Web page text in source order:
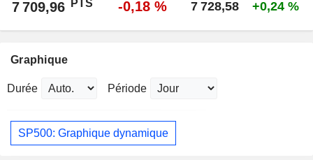
7 709,96 PTS -0,18 % 7 728,58 +0,24 %
Graphique
Durée Période
SP500: Graphique dynamique